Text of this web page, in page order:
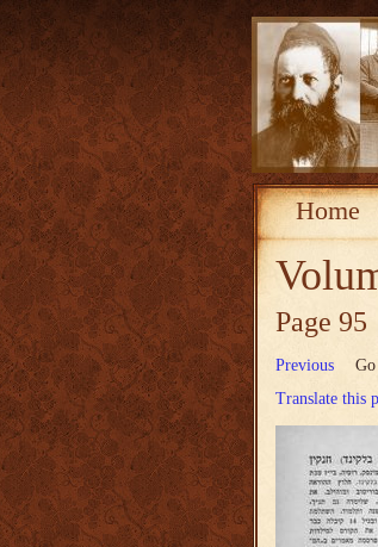
Home
Page 95
Previous
Translate this